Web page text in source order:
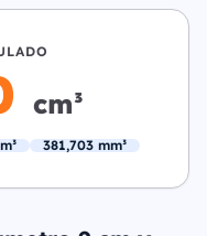
cm³
381,703 mm³